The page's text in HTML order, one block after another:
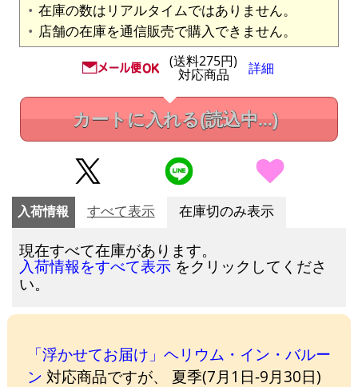
在庫の数はリアルタイムではありません。
店舗の在庫を通信販売で購入できません。
(送料275円)
対応商品 詳細
カートに入れる(読込中...)
入荷情報 すべて表示 在庫切のみ表示
現在すべて在庫があります。
入荷情報をすべて表示 をクリックしてくださ
い。
「浮かせてお届け」ヘリウム・イン・バルー
ン 対応商品ですが、 夏季(7月1日-9月30日)